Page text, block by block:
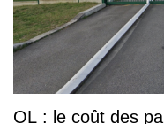
OL : le coût des